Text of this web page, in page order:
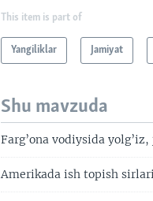
This item is part of
Yangiliklar Jamiyat
Shu mavzuda
Farg’ona vodiysida
Amerikada ish topish